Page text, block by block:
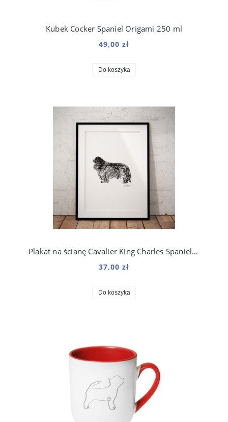
Kubek Cocker Spaniel Origami 250 ml
49,00 zł
Do koszyka
Plakat na ścianę Cavalier King Charles Spaniel Art do salonu
37,00 zł
Do koszyka